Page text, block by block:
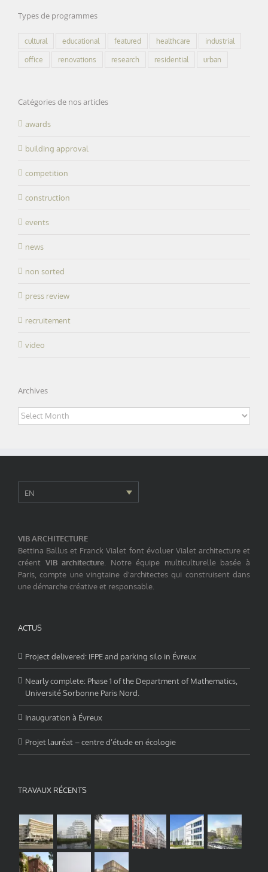
Types de programmes
cultural educational featured healthcare industrial
office renovations research residential urban
Catégories de nos articles
awards
building approval
competition
construction
events
news
non sorted
press review
recruitement
video
Archives
Archives
EN
VIB ARCHITECTURE
Bettina Ballus et Franck Vialet font évoluer Vialet architecture et
créent VIB architecture . Notre équipe multiculturelle basée à
Paris, compte une vingtaine d'architectes qui construisent dans
une démarche créative et responsable.
ACTUS
Project delivered: IFPE and parking silo in Évreux
Nearly complete: Phase 1 of the Department of Mathematics,
Université Sorbonne Paris Nord.
Inauguration à Évreux
Projet lauréat – centre d’étude en écologie
TRAVAUX RÉCENTS